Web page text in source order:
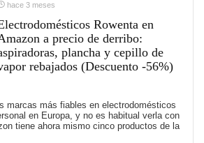
hace 3 meses
Rowenta en
a precio de derribo:
plancha y cepillo de
rebajados (Descuento -56%)
marcas más fiables en electrodomésticos
en Europa, y no es habitual verla con
tiene ahora mismo cinco productos de la